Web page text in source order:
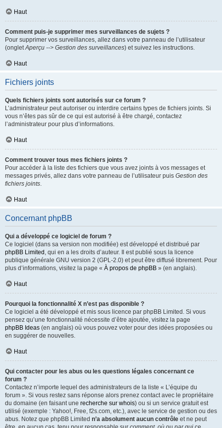
Haut
Comment puis-je supprimer mes surveillances de sujets ?
Pour supprimer vos surveillances, allez dans votre panneau de l’utilisateur
(ongletAperçu --> Gestion des surveillances) et suivez les instructions.
Haut
Fichiers joints
Quels fichiers joints sont autorisés sur ce forum ?
L’administrateur peut autoriser ou interdire certains types de fichiers joints. Si
vous n’êtes pas sûr de ce qui est autorisé à être chargé, contactez
l’administrateur pour plus d’informations.
Haut
Comment trouver tous mes fichiers joints ?
Pour accéder à la liste des fichiers que vous avez joints à vos messages et
messages privés, allez dans votre panneau de l’utilisateur puis Gestion des
fichiers joints.
Haut
Concernant phpBB
Qui a développé ce logiciel de forum ?
Ce logiciel (dans sa version non modifiée) est développé et distribué par
phpBB Limited , qui en a les droits d’auteur. Il est publié sous la licence
publique générale GNU version 2 (GPL-2.0) et peut être diffusé librement. Pour
plus d’informations, visitez la page « À propos de phpBB » (en anglais).
Haut
Pourquoi la fonctionnalité X n’est pas disponible ?
Ce logiciel a été développé et mis sous licence par phpBB Limited. Si vous
pensez qu’une fonctionnalité nécessite d’être ajoutée, visitez la page
phpBB Ideas (en anglais) où vous pouvez voter pour des idées proposées ou
en suggérer de nouvelles.
Haut
Qui contacter pour les abus ou les questions légales concernant ce
forum ?
Contactez n’importe lequel des administrateurs de la liste « L’équipe du
forum ». Si vous restez sans réponse alors prenez contact avec le propriétaire
du domaine (en faisant une recherche sur whois) ou si un service gratuit est
utilisé (exemple : Yahoo!, Free, f2s.com, etc.), avec le service de gestion ou des
abus. Notez que phpBB Limited n’a absolument aucun contrôle et ne peut